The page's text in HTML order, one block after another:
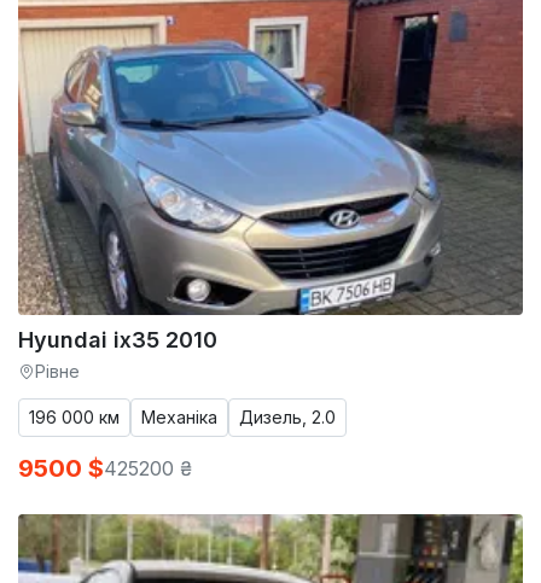
Hyundai ix35 2010
Рівне
196 000 км Механіка Дизель, 2.0
9500 $425200 ₴